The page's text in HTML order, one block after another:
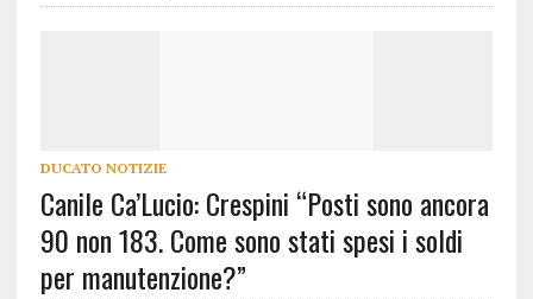
DUCATO NOTIZIE
Canile Ca’Lucio: Crespini “Posti sono ancora
90 non 183. Come sono stati spesi i soldi
per manutenzione?”